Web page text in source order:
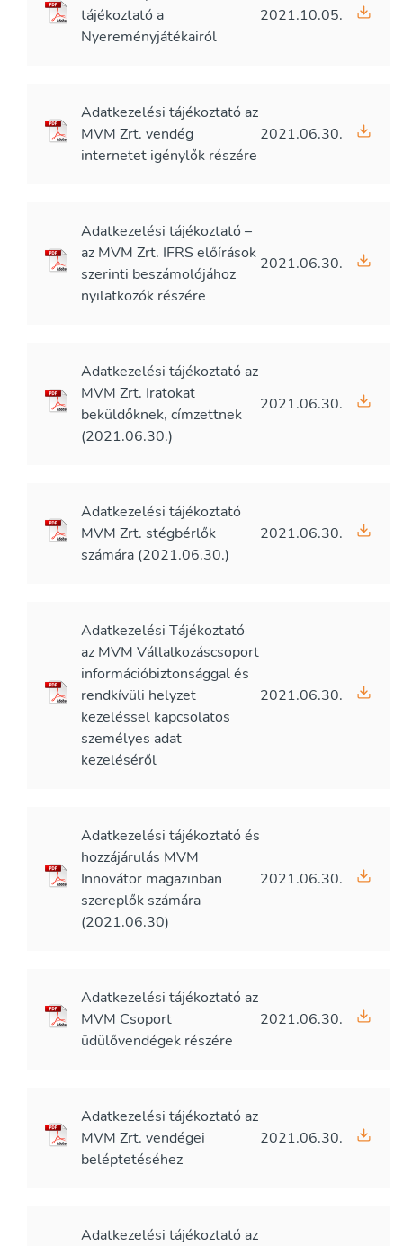
tájékoztató a
Nyereményjátékairól
2021.10.05.
Adatkezelési tájékoztató az
MVM Zrt. vendég
internetet igénylők részére
2021.06.30.
Adatkezelési tájékoztató –
az MVM Zrt. IFRS előírások
szerinti beszámolójához
nyilatkozók részére
2021.06.30.
Adatkezelési tájékoztató az
MVM Zrt. Iratokat
beküldőknek, címzettnek
(2021.06.30.)
2021.06.30.
Adatkezelési tájékoztató
MVM Zrt. stégbérlők
számára (2021.06.30.)
2021.06.30.
Adatkezelési Tájékoztató
az MVM Vállalkozáscsoport
információbiztonsággal és
rendkívüli helyzet
kezeléssel kapcsolatos
személyes adat
kezeléséről
2021.06.30.
Adatkezelési tájékoztató és
hozzájárulás MVM
Innovátor magazinban
szereplők számára
(2021.06.30)
2021.06.30.
Adatkezelési tájékoztató az
MVM Csoport
üdülővendégek részére
2021.06.30.
Adatkezelési tájékoztató az
MVM Zrt. vendégei
beléptetéséhez
2021.06.30.
Adatkezelési tájékoztató az